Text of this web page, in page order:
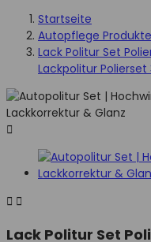
Startseite
Autopflege Produkte
Lack Politur Set
Lackpolitur Polierset

 
Lack Politur Set